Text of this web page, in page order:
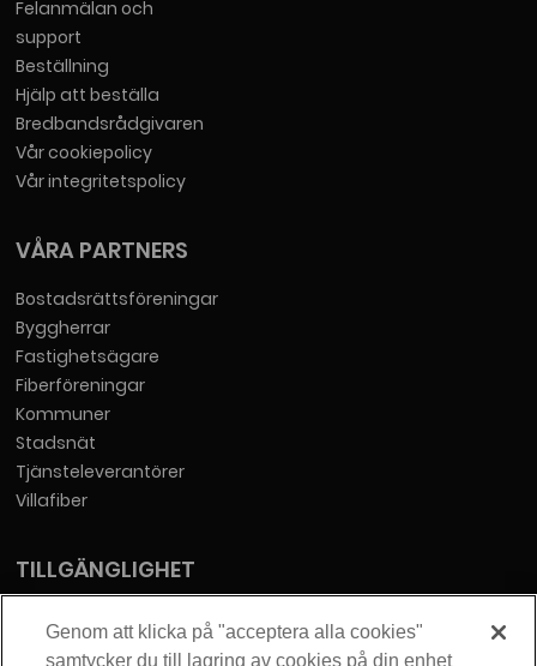
Felanmälan och
support
Beställning
Hjälp att beställa
Bredbandsrådgivaren
Vår cookiepolicy
Vår integritetspolicy
VÅRA PARTNERS
Bostadsrättsföreningar
Byggherrar
Fastighetsägare
Fiberföreningar
Kommuner
Stadsnät
Tjänsteleverantörer
Villafiber
TILLGÄNGLIGHET
Tillgänglighetsredogörelse
Genom att klicka på "acceptera alla cookies"
samtycker du till lagring av cookies på din enhet